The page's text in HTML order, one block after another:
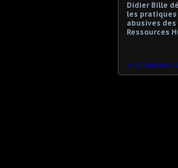
Didier Bille
les pratiques
abusives des
Ressources
A tous les